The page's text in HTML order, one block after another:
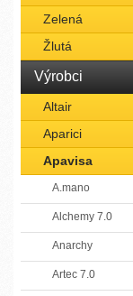
Zelená
Žlutá
Výrobci
Altair
Aparici
Apavisa
A.mano
Alchemy 7.0
Anarchy
Artec 7.0